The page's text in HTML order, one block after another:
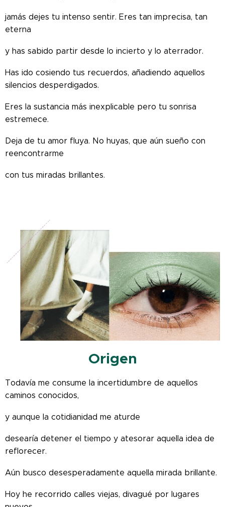
jamás dejes tu intenso sentir. Eres tan imprecisa, tan
eterna
y has sabido partir desde lo incierto y lo aterrador.
Has ido cosiendo tus recuerdos, añadiendo aquellos
silencios desperdigados.
Eres la sustancia más inexplicable pero tu sonrisa
estremece.
Deja de tu amor fluya. No huyas, que aún sueño con
reencontrarme
con tus miradas brillantes.
Origen
Todavía me consume la incertidumbre de aquellos
caminos conocidos,
y aunque la cotidianidad me aturde
desearía detener el tiempo y atesorar aquella idea de
reflorecer.
Aún busco desesperadamente aquella mirada brillante.
Hoy he recorrido calles viejas, divagué por lugares